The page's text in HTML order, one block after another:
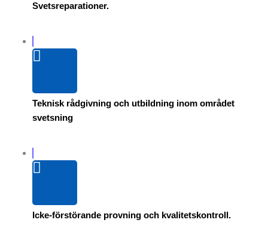
Svetsreparationer.
Teknisk rådgivning och utbildning inom området
svetsning
Icke-förstörande provning och kvalitetskontroll.